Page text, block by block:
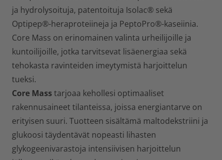
ja hydrolysoituja, patentoituja Isolac® sekä
Optipep®-heraproteiineja ja PeptoPro®-kaseiinia.
Core Mass on erinomainen valinta urheilijoille ja
kuntoilijoille, jotka tarvitsevat lisäenergiaa sekä
tehokasta ravinteiden imeytymistä harjoittelun
tueksi.
Core Mass tarjoaa kehollesi optimaaliset
rakennusaineet tilanteissa, joissa energiantarve on
erityisen suuri. Tuotteen sisältämä maltodekstriini ja
glukoosi täydentävät nopeasti lihasten
glykogeenivarastoja intensiivisen harjoittelun